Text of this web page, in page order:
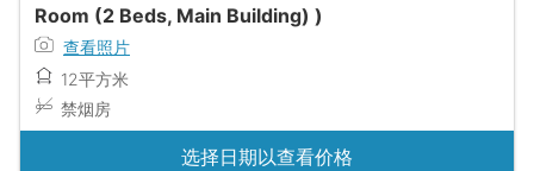
Room (2 Beds, Main Building) )
查看照片
12平方米
禁烟房
选择日期以查看价格